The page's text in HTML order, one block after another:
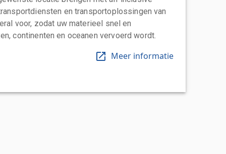
en transportoplossingen van
voor, zodat uw materieel snel en
continenten en oceanen vervoerd wordt.
Meer informatie